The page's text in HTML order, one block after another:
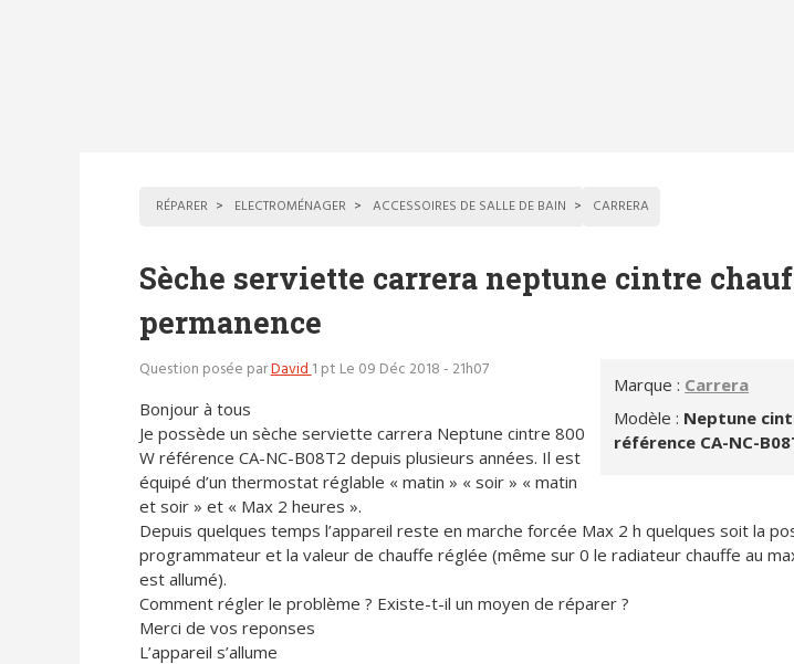
RÉPARER ELECTROMÉNAGER ACCESSOIRES DE SALLE DE BAIN CARRERA
Sèche serviette carrera neptune cintre
permanence
Marque : Carrera
Modèle : Neptune
référence CA-NC-
Question posée parDavid1 pt Le 09 Déc 2018 - 21h07
Bonjour à tous
Je possède un sèche serviette carrera Neptune cintre 800
W référence CA-NC-B08T2 depuis plusieurs années. Il est
équipé d’un thermostat réglable « matin » « soir » « matin
et soir » et « Max 2 heures ».
Depuis quelques temps l’appareil reste en marche forcée Max 2 h quelques soit la
programmateur et la valeur de chauffe réglée (même sur 0 le radiateur chauffe au
est allumé).
Comment régler le problème ? Existe-t-il un moyen de réparer ?
Merci de vos reponses
L’appareil s’allume